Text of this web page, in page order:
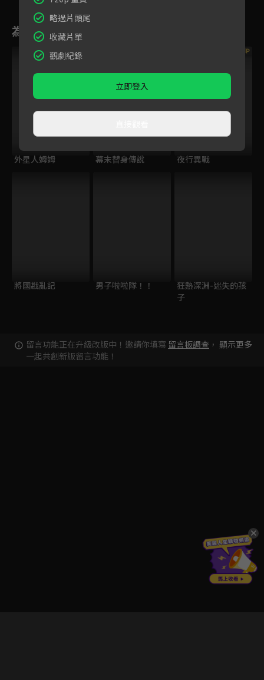
為您推薦
外星人姆姆 幕末替身傳說
VIP
夜行異戰
將國戡亂記 男子啦啦隊！！
狂熱深淵-迷失的孩
子
留言功能正在升級改版中！邀請你填寫 留言板調查 ，
一起共創新版留言功能！
顯示更多
略過片頭尾
收藏片單
觀劇紀錄
立即登入